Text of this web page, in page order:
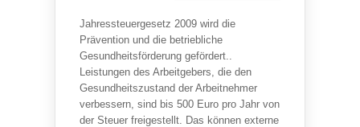
Jahressteuergesetz 2009 wird die
Prävention und die betriebliche
Gesundheitsförderung gefördert..
Leistungen des Arbeitgebers, die den
Gesundheitszustand der Arbeitnehmer
verbessern, sind bis 500 Euro pro Jahr von
der Steuer freigestellt. Das können externe